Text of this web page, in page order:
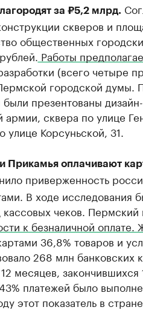
за ₽5,2 млрд.
скверов и
общественных
Работы
(всего четыре
городской думы.
презентованы
армии, сквера по улице
Корсуньской, 31.
Прикамья оплачивают
приверженность
В ходе исследования
чеков. Пермский
к безналичной оплате.
36,8% товаров и
268 млн банковских
месяцев, закончившихся
платежей было
этот показатель в